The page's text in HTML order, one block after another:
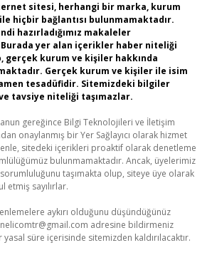
sitesi, herhangi bir marka, kurum
hiçbir bağlantısı bulunmamaktadır.
hazırladığımız makaleler
Burada yer alan içerikler haber niteliği
gerçek kurum ve kişiler hakkında
Gerçek kurum ve kişiler ile isim
tesadüfidir. Sitemizdeki bilgiler
tavsiye niteliği taşımazlar.
gereğince Bilgi Teknolojileri ve İletişim
onaylanmış bir Yer Sağlayıcı olarak hizmet
sitedeki içerikleri proaktif olarak denetleme
bulunmamaktadır. Ancak, üyelerimiz
taşımakta olup, siteye üye olarak
etmiş sayılırlar.
aykırı olduğunu düşündüğünüz
adresine bildirmeniz
süre içerisinde sitemizden kaldırılacaktır.